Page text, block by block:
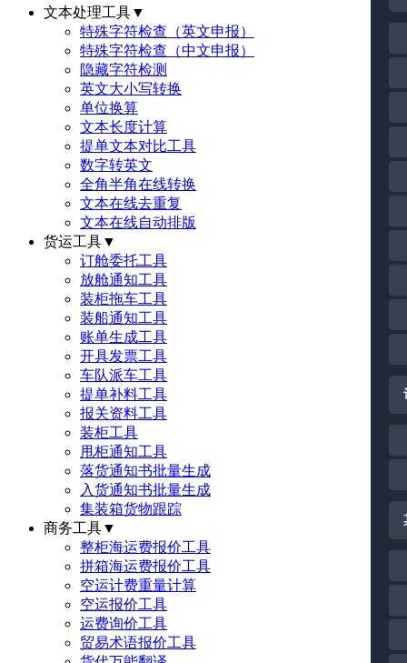
文本处理工具▼
特殊字符检查（英文申报）
特殊字符检查（中文申报）
隐藏字符检测
英文大小写转换
单位换算
文本长度计算
提单文本对比工具
数字转英文
全角半角在线转换
文本在线去重复
文本在线自动排版
货运工具▼
订舱委托工具
放舱通知工具
装柜拖车工具
装船通知工具
账单生成工具
开具发票工具
车队派车工具
提单补料工具
报关资料工具
装柜工具
甩柜通知工具
落货通知书批量生成
入货通知书批量生成
集装箱货物跟踪
商务工具▼
整柜海运费报价工具
拼箱海运费报价工具
空运计费重量计算
空运报价工具
运费询价工具
贸易术语报价工具